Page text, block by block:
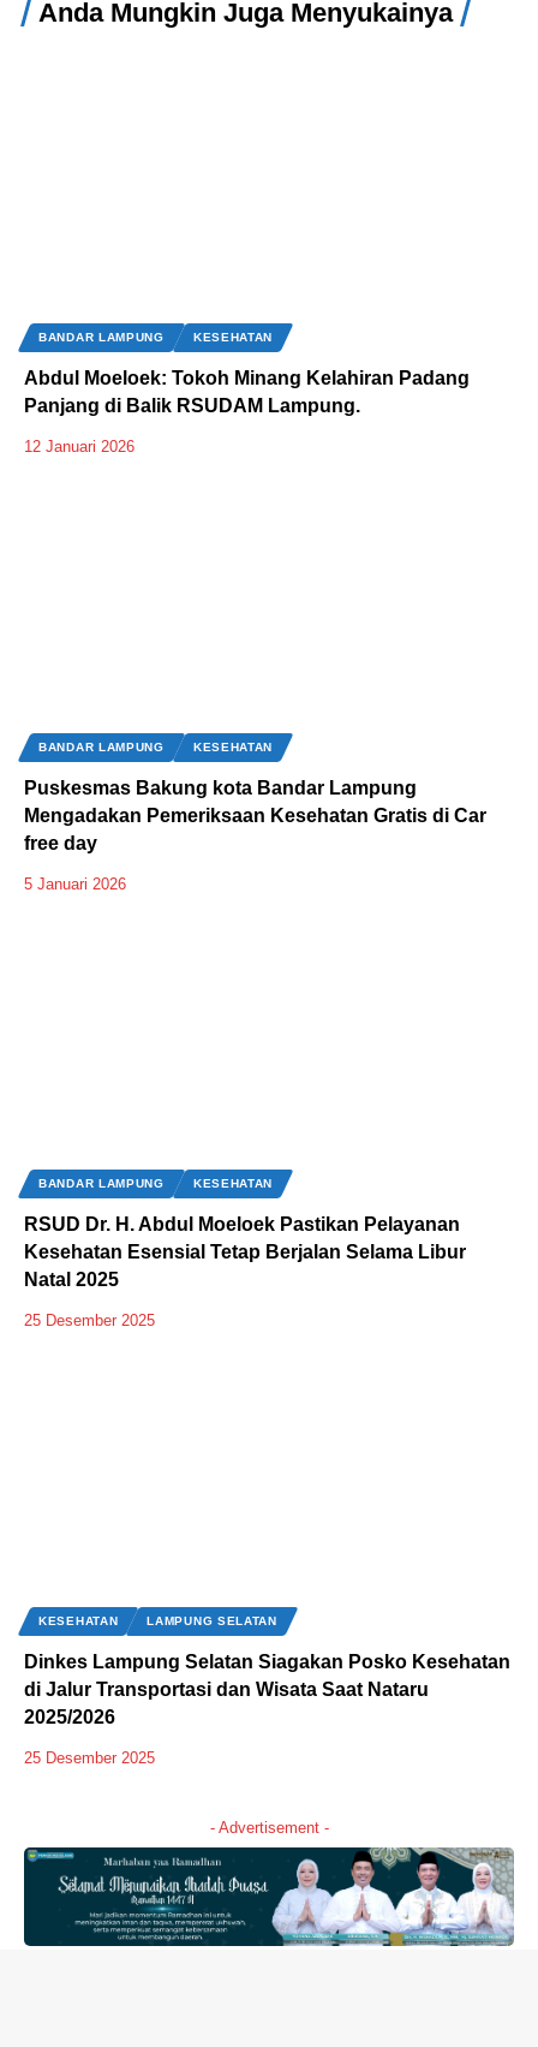
Anda Mungkin Juga Menyukainya
BANDAR LAMPUNG KESEHATAN
Abdul Moeloek: Tokoh Minang Kelahiran Padang
Panjang di Balik RSUDAM Lampung.
12 Januari 2026
BANDAR LAMPUNG KESEHATAN
Puskesmas Bakung kota Bandar Lampung
Mengadakan Pemeriksaan Kesehatan Gratis di Car
free day
5 Januari 2026
BANDAR LAMPUNG KESEHATAN
‎RSUD Dr. H. Abdul Moeloek Pastikan Pelayanan
Kesehatan Esensial Tetap Berjalan Selama Libur
Natal 2025
25 Desember 2025
KESEHATAN LAMPUNG SELATAN
Dinkes Lampung Selatan Siagakan Posko Kesehatan
di Jalur Transportasi dan Wisata Saat Nataru
2025/2026
25 Desember 2025
- Advertisement -